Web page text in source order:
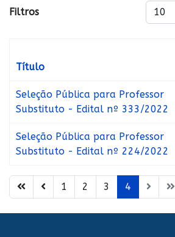
Filtros Exibir #
Título
Seleção Pública para Professor
Substituto - Edital nº 333/2022
Seleção Pública para Professor
Substituto - Edital nº 224/2022
1 2 3 4